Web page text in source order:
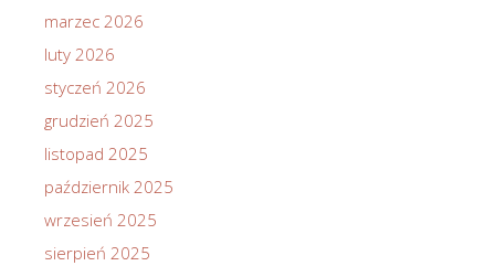
marzec 2026
luty 2026
styczeń 2026
grudzień 2025
listopad 2025
październik 2025
wrzesień 2025
sierpień 2025